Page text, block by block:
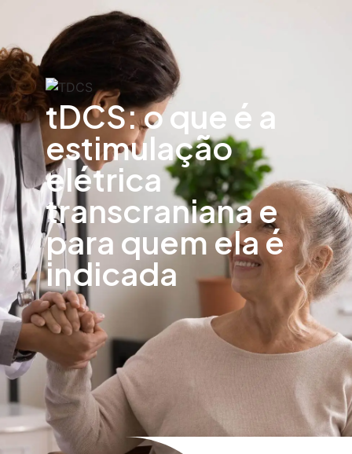
tDCS: o que é a
estimulação
elétrica
transcraniana e
para quem ela é
indicada